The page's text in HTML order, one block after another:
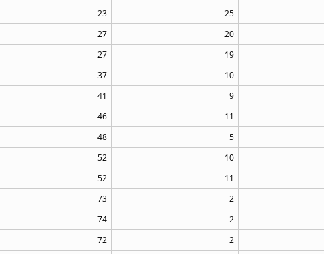
23 25
27 20
27 19
37 10
41 9
46 11
48 5
52 10
52 11
73 2
74 2
72 2